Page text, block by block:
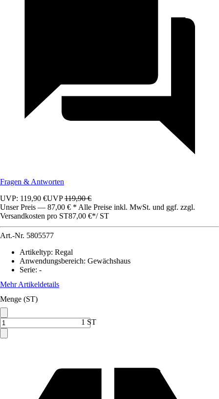
Fragen & Antworten
UVP: 119,90 €UVP119,90 €
Unser Preis — 87,00 € * Alle Preise inkl. MwSt. und ggf. zzgl.
Versandkosten pro ST87,00 €*/ ST
Art.-Nr. 5805577
Artikeltyp: Regal
Anwendungsbereich: Gewächshaus
Serie: -
Mehr Artikeldetails
Menge (ST)
1 ST